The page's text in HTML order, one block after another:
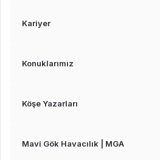
Kariyer
Konuklarımız
Köşe Yazarları
Mavi Gök Havacılık | MGA